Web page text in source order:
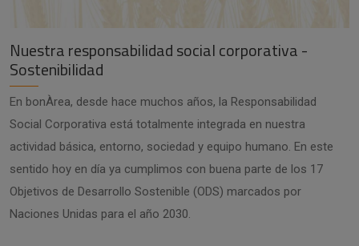
Nuestra responsabilidad social corporativa -
Sostenibilidad
En bonÀrea, desde hace muchos años, la Responsabilidad
Social Corporativa está totalmente integrada en nuestra
actividad básica, entorno, sociedad y equipo humano. En este
sentido hoy en día ya cumplimos con buena parte de los 17
Objetivos de Desarrollo Sostenible (ODS) marcados por
Naciones Unidas para el año 2030.